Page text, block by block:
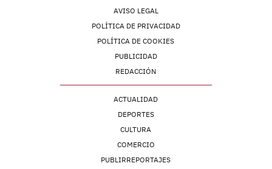
AVISO LEGAL
POLÍTICA DE PRIVACIDAD
POLÍTICA DE COOKIES
PUBLICIDAD
REDACCIÓN
ACTUALIDAD
DEPORTES
CULTURA
COMERCIO
PUBLIRREPORTAJES